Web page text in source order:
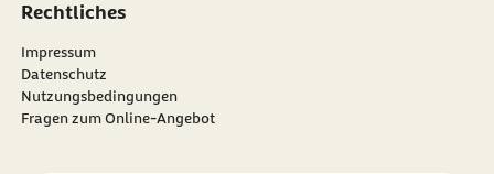
Rechtliches
Impressum
Datenschutz
Nutzungsbedingungen
Fragen zum Online-Angebot